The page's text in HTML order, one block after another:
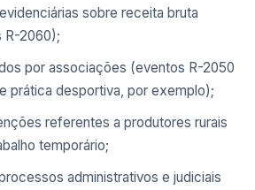
sobre receita bruta
R-2060);
por associações (eventos R-2050
prática desportiva, por exemplo);
referentes a produtores rurais
temporário;
administrativos e judiciais